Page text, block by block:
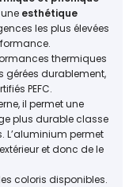
esthétique
les plus élevées
thermiques
gérées durablement,
PEFC.
il permet une
plus durable classe
L’aluminium permet
et donc de le
coloris disponibles.